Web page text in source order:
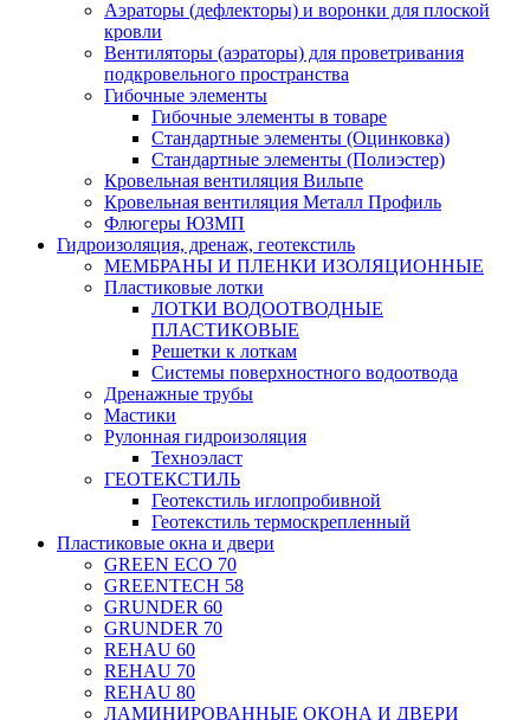
Аэраторы (дефлекторы) и воронки для плоской
кровли
Вентиляторы (аэраторы) для проветривания
подкровельного пространства
Гибочные элементы
Гибочные элементы в товаре
Стандартные элементы (Оцинковка)
Стандартные элементы (Полиэстер)
Кровельная вентиляция Вильпе
Кровельная вентиляция Металл Профиль
Флюгеры ЮЗМП
Гидроизоляция, дренаж, геотекстиль
МЕМБРАНЫ И ПЛЕНКИ ИЗОЛЯЦИОННЫЕ
Пластиковые лотки
ЛОТКИ ВОДООТВОДНЫЕ
ПЛАСТИКОВЫЕ
Решетки к лоткам
Системы поверхностного водоотвода
Дренажные трубы
Мастики
Рулонная гидроизоляция
Техноэласт
ГЕОТЕКСТИЛЬ
Геотекстиль иглопробивной
Геотекстиль термоскрепленный
Пластиковые окна и двери
GREEN ECO 70
GREENTECH 58
GRUNDER 60
GRUNDER 70
REHAU 60
REHAU 70
REHAU 80
ЛАМИНИРОВАННЫЕ ОКОНА И ДВЕРИ